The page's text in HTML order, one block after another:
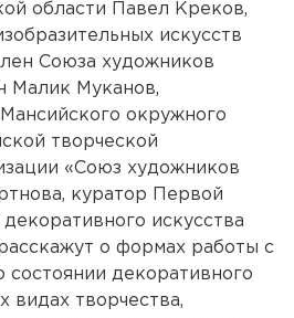
области Павел Креков,
искусств
Союза художников
Малик Муканов,
окружного
творческой
«Союз художников
куратор Первой
искусства
о формах работы с
декоративного
видах творчества,